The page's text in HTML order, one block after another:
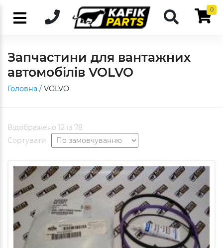
0
Запчастини для вантажних
автомобілів VOLVO
Головна / VOLVO
Відображено 12 із 78
Сортувати